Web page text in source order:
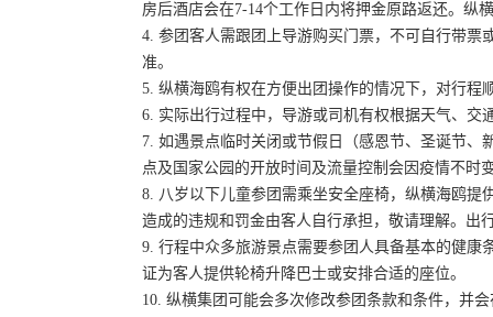
房后酒店会在7-14个工作日内将押金原路返还。纵
4. 参团客人需跟团上导游购买门票，不可自行带票
准。
5. 纵横海鸥有权在方便出团操作的情况下，对行
6. 实际出行过程中，导游或司机有权根据天气、
7. 如遇景点临时关闭或节假日（感恩节、圣诞节
点及国家公园的开放时间及流量控制会因疫情不时
8. 八岁以下儿童参团需乘坐安全座椅，纵横海鸥提
造成的违规和罚金由客人自行承担，敬请理解。出
9. 行程中众多旅游景点需要参团人具备基本的健
证为客人提供轮椅升降巴士或安排合适的座位。
10. 纵横集团可能会多次修改参团条款和条件，并